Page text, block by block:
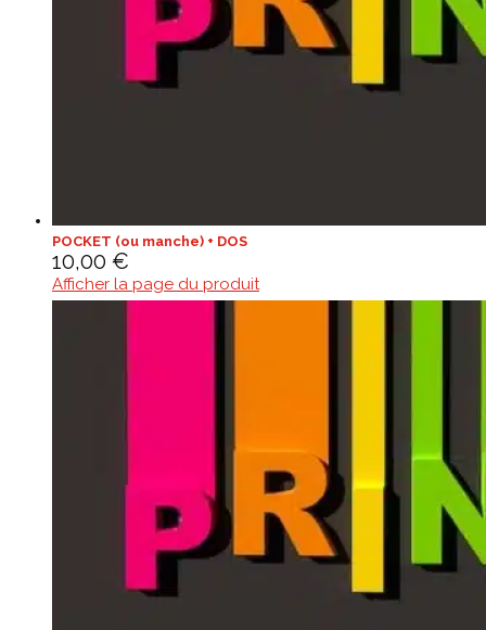
POCKET (ou manche) + DOS
10,00 €